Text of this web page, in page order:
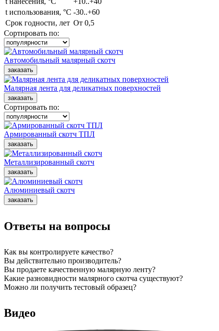
t использования, °C -30..+60
Срок годности, лет От 0,5
Сортировать по:
Автомобильный малярный скотч
Малярная лента для деликатных поверхностей
Сортировать по:
Армированный скотч ТПЛ
Металлизированный скотч
Алюминиевый скотч
Ответы на вопросы
Как вы контролируете качество?
Вы действительно производитель?
Вы продаете качественную малярную ленту?
Какие разновидности малярного скотча существуют?
Можно ли получить тестовый образец?
Видео